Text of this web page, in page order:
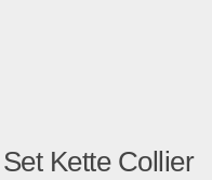
Kette Collier